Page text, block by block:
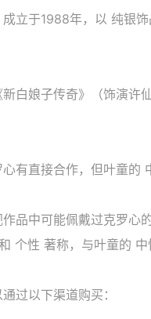
立于1988年，以 纯银
白娘子传奇》（饰演许
有直接合作，但叶童的
品中可能佩戴过克罗心
个性 著称，与叶童的 中
过以下渠道购买：